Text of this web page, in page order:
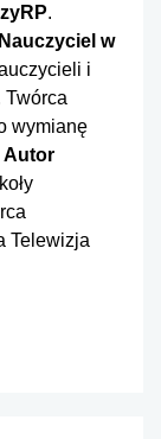
.
Nauczyciel w
i
Twórca
wymianę
Autor
Telewizja